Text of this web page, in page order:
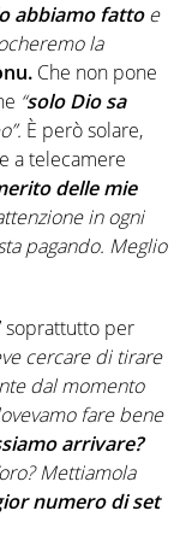
abbiamo fattoe
la
Che non pone
“solo Dio sa
È però solare,
a telecamere
delle mie
in ogni
pagando. Meglio
soprattutto per
cercare di tirare
dal momento
fare bene
arrivare?
Mettiamola
numero di set